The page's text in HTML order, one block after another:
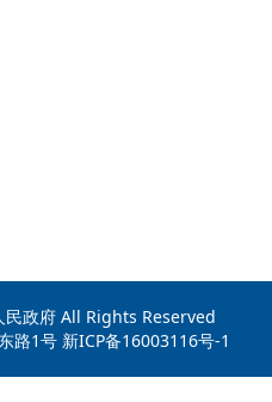
政府 All Rights Reserved
路1号 新ICP备16003116号-1